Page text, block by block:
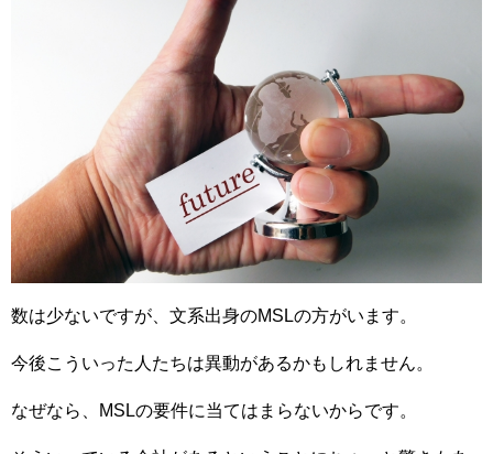
数は少ないですが、文系出身のMSLの方がいます。
今後こういった人たちは異動があるかもしれません。
なぜなら、MSLの要件に当てはまらないからです。